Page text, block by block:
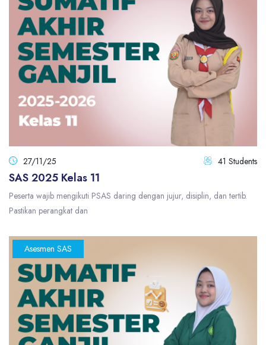
27/11/25 41 Students
SAS 2025 Kelas 11
Peserta wajib mengikuti PSAS daring dengan jujur, disiplin, dan tertib.
Pastikan perangkat dan
Asesmen SAS